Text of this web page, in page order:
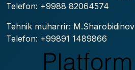
Telefon: +9988 82064574
Tehnik muharrir: M.Sharobidinov
Telefon: +99891 1489866